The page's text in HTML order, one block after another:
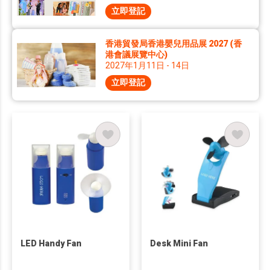
立即登記
香港貿發局香港嬰兒用品展 2027 (香
港會議展覽中心)
2027年1月11日 - 14日
立即登記
LED Handy Fan Desk Mini Fan